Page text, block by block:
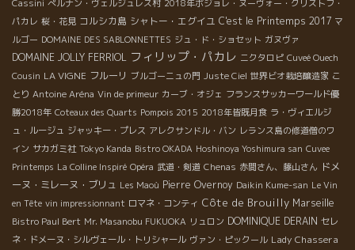
Cassini ぺルナン・ヴェルジュレス村 2018年ボジョレ・ヌーヴォー・クリストフ・
パカレ 桜・花見 コルシカ島 シャトー・エグイユ C'est le Printemps 2017 マ
ルゴー DOMAINE DES SABLONNETTES ジュ・ド・ショセット ガヌヴァ
DOMAINE JOLLY FERRIOL フィリップ・パカレ ニクタロピ Cuveé Ouech
Cousin LA VIGNE フルーリ ブルゴーニュの門 Juste Ciel 世界ビオ栽培醸造家 こ
とり Antoine Aréna Vin de primeur カーブ・オジェ フランスサッカーワールド優
勝2018年 Coteaux des Quarts Pompois 2015 2018年皆既月食 ラ・ヴィエルジ
ュ・ルージュ ジャッキー・プレス アレクサンドル・バン レランス島の修道僧のワ
イン サカガミ社 Tokyo Kanda Bistro OKADA Hoshinoya Yoshimura san Cuvee
Printemps La Colline Inspiré Opéra 武道・剣道 Chenas 赤間さん、藤山さん ドメ
ーヌ・ミレーヌ・ブリュ Les Maoù Pierre Overnoy Daikin Kume-san Le Vin
en Tête vin impressionnant ロマネ・コンティ Côte de Brouilly Marseille
Bistro Paul Bert Mr. Masanobu FUKUOKA リュロン DOMINIQUE DERAIN セレ
ネ・ドメーヌ・シルヴェール・トリシャール ヴァン・ピックール Lady Chassera